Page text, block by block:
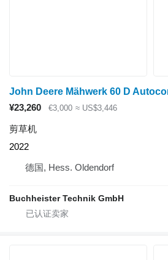
John Deere Mähwerk 60 D
¥23,260
€3,000 ≈ US$3,446
剪草机
2022
德国, Hess. Oldendorf
Buchheister Technik GmbH